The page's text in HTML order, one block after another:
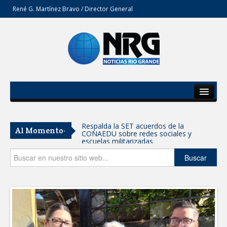
René G. Martínez Bravo / Director General
Del Estado
Secciones
Opinión
Al Momento- Respalda la SET acuerdos de la
CONAEDU sobre redes sociales y
escuelas militarizadas
AVANZAN TRABAJOS DE
MANTIENE EL RITMO DE LAS OBRAS
PRIORITARIAS
Atendió Protección Civil de Reynosa
reportes ante lluvias
Buscar